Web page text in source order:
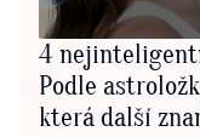
4
Podle
která další